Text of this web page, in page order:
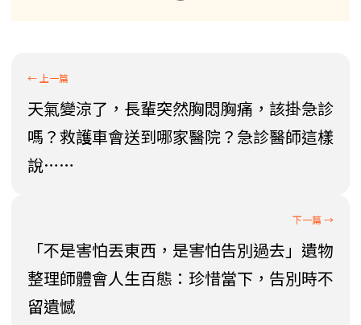
天氣變涼了，長輩突然胸悶胸痛，該掛急診
嗎？救護車會送到哪家醫院？急診醫師這樣
說……
「不是害怕丟東西，是害怕告別過去」遺物
整理師體會人生百態：珍惜當下，告別時不
留遺憾